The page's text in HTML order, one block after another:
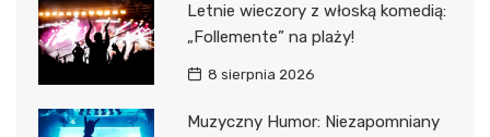
Letnie wieczory z włoską komedią:
„Follemente” na plaży!
8 sierpnia 2026
Muzyczny Humor: Niezapomniany